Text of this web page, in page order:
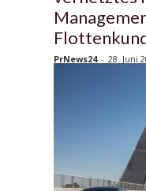
PrNews24 - 28. Juni